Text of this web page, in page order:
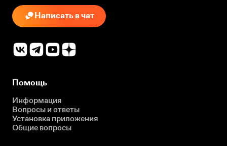
Написать в чат
Помощь
Информация
Вопросы и ответы
Установка приложения
Общие вопросы